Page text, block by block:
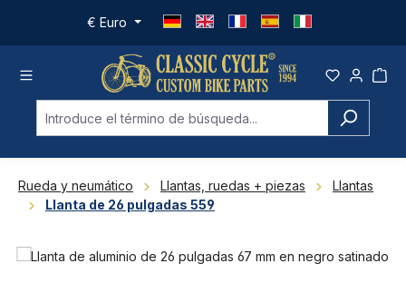
Saltar al contenido principal
€ Euro
Rueda y neumático Llantas, ruedas + piezas
Llantas
Llanta de 26 pulgadas 559
Omitir galería de imágenes